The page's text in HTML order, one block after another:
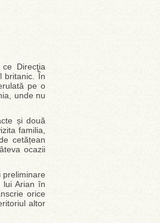
Direcţia
britanic. În
pe o
unde nu
și două
familia,
cetățean
ocazii
preliminare
lui Arian în
orice
altor